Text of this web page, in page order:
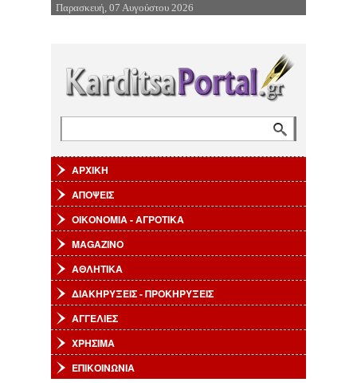
Επιστροφή στην Πλοήγηση
Παρασκευή, 07 Αυγούστου 2026
ΑΡΧΙΚΗ
ΑΠΟΨΕΙΣ
ΟΙΚΟΝΟΜΙΑ - ΑΓΡΟΤΙΚΑ
MAGAZINO
ΑΘΛΗΤΙΚΑ
ΔΙΑΚΗΡΥΞΕΙΣ - ΠΡΟΚΗΡΥΞΕΙΣ
ΑΓΓΕΛΙΕΣ
ΧΡΗΣΙΜΑ
ΕΠΙΚΟΙΝΩΝΙΑ